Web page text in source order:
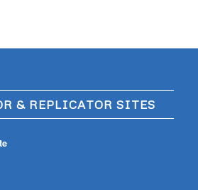
& REPLICATOR SITES